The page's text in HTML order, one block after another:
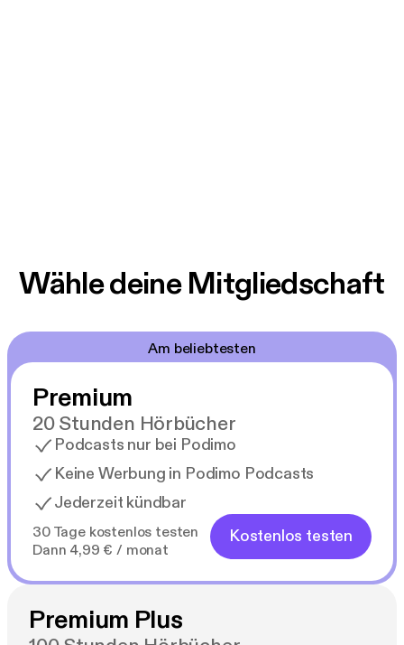
Wähle deine Mitgliedschaft
Am beliebtesten
Premium
20 Stunden Hörbücher
Podcasts nur bei Podimo
Keine Werbung in Podimo Podcasts
Jederzeit kündbar
30 Tage kostenlos testen
Dann 4,99 € / monat
Kostenlos testen
Premium Plus